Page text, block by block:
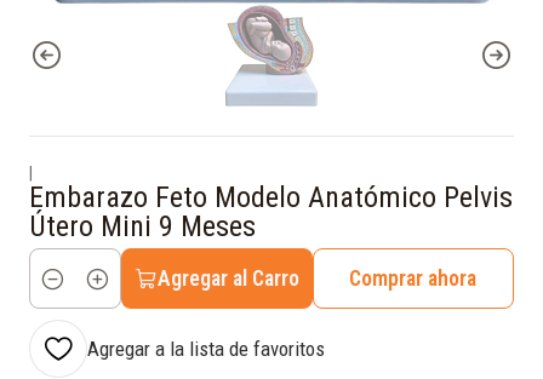
Embarazo Feto Modelo Anatómico Pelvis
Útero Mini 9 Meses
Cantidad
Agregar al Carro Comprar ahora
Agregar a la lista de favoritos